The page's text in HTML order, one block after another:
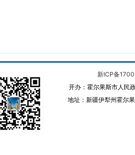
新ICP备
开办：霍尔果斯市人民
地址：新疆伊犁州霍